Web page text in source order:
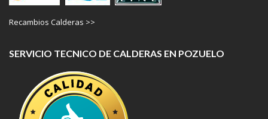
Recambios Calderas >>
SERVICIO TECNICO DE CALDERAS EN POZUELO